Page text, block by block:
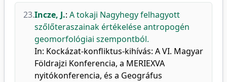
23.Incze, J.: A tokaji Nagyhegy felhagyott
szőlőteraszainak értékelése antropogén
geomorfológiai szempontból.
In: Kockázat-konfliktus-kihívás: A VI. Magyar
Földrajzi Konferencia, a MERIEXVA
nyitókonferencia, és a Geográfus